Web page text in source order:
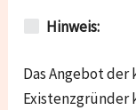
Hinweis:
Das Angebot
Existenzgründer